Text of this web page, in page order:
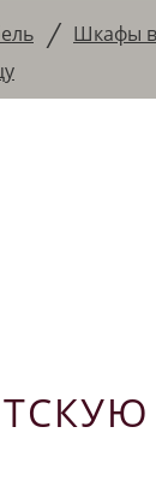
/ Шкафы в